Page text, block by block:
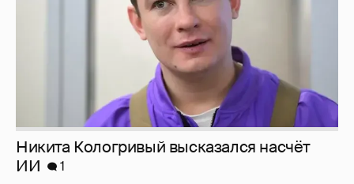
Никита Кологривый высказался насчёт
ИИ
1